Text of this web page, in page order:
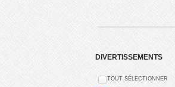
DIVERTISSEMENTS
TOUT SÉLECTIONNER